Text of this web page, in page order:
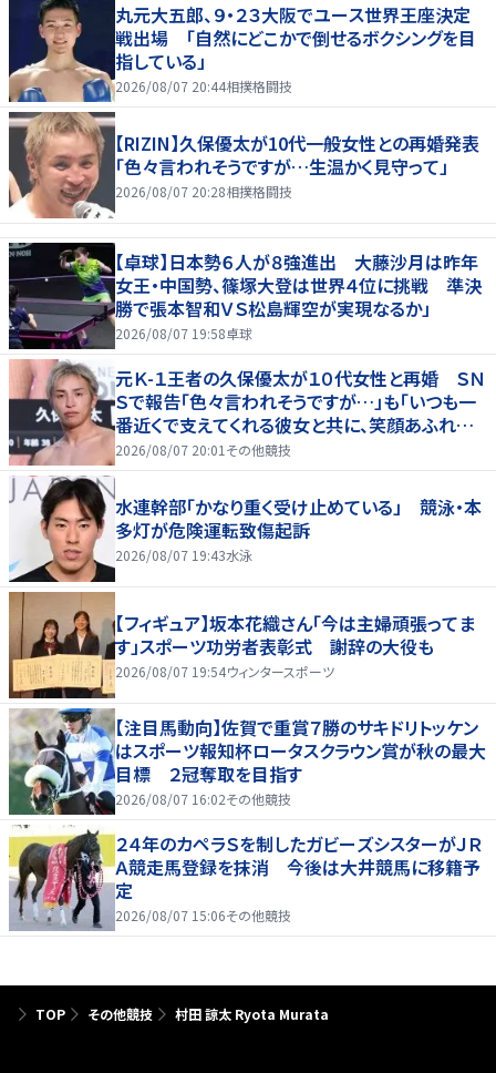
丸元大五郎、９・２３大阪でユース世界王座決定
戦出場 「自然にどこかで倒せるボクシングを目
指している」
2026/08/07 20:44相撲格闘技
【RIZIN】久保優太が10代一般女性との再婚発表
「色々言われそうですが…生温かく見守って」
2026/08/07 20:28相撲格闘技
【卓球】日本勢６人が８強進出 大藤沙月は昨年
女王・中国勢、篠塚大登は世界４位に挑戦 準決
勝で張本智和ＶＳ松島輝空が実現なるか」
2026/08/07 19:58卓球
元Ｋ-１王者の久保優太が１０代女性と再婚 ＳＮ
Ｓで報告「色々言われそうですが…」も「いつも一
番近くで支えてくれる彼女と共に、笑顔あふれる
家庭を築いていきたい」
2026/08/07 20:01 その他競技
水連幹部「かなり重く受け止めている」 競泳・本
多灯が危険運転致傷起訴
2026/08/07 19:43水泳
【フィギュア】坂本花織さん「今は主婦頑張ってま
す」スポーツ功労者表彰式 謝辞の大役も
2026/08/07 19:54ウィンタースポーツ
【注目馬動向】佐賀で重賞７勝のサキドリトッケン
はスポーツ報知杯ロータスクラウン賞が秋の最大
目標 ２冠奪取を目指す
2026/08/07 16:02その他競技
２４年のカペラＳを制したガビーズシスターがＪＲ
Ａ競走馬登録を抹消 今後は大井競馬に移籍予
定
2026/08/07 15:06その他競技
TOP その他競技 村田 諒太 Ryota Murata